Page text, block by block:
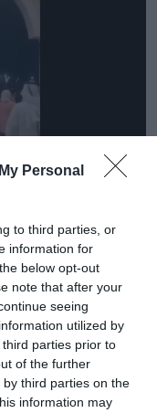
Personal
to third parties, or
information for
below opt-out
note that after your
seeing
utilized by
parties prior to
of the further
third parties on the
information may
κέντρο
(βίντεο)
τρέχουν
να